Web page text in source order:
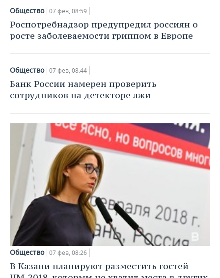
Общество 07 фев, 08:59
Роспотребнадзор предупредил россиян о
росте заболеваемости гриппом в Европе
Общество 07 фев, 08:44
Банк России намерен проверить
сотрудников на детекторе лжи
Общество 07 фев, 08:26
В Казани планируют разместить гостей